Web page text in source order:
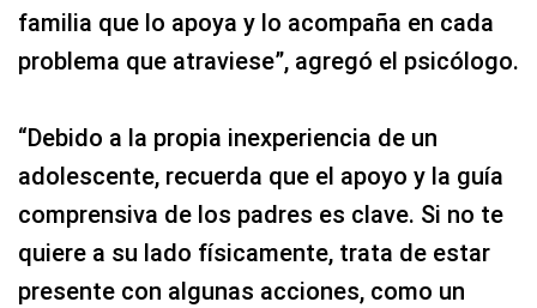
familia que lo apoya y lo acompaña en cada
problema que atraviese”, agregó el psicólogo.
“Debido a la propia inexperiencia de un
adolescente, recuerda que el apoyo y la guía
comprensiva de los padres es clave. Si no te
quiere a su lado físicamente, trata de estar
presente con algunas acciones, como un